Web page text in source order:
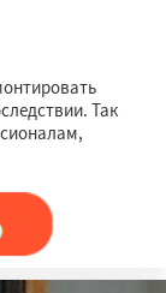
Так